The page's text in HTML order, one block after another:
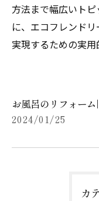
方法まで幅広いト
に、エコフレンド
実現するための実用
お風呂のリフォー
2024/01/25
カ